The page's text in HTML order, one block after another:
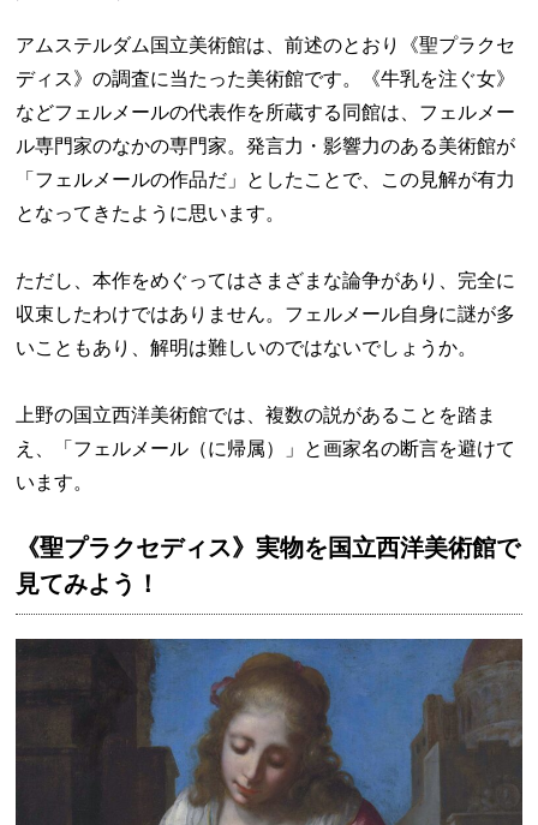
アムステルダム国立美術館は、前述のとおり《聖プラクセ
ディス》の調査に当たった美術館です。《牛乳を注ぐ女》
などフェルメールの代表作を所蔵する同館は、フェルメー
ル専門家のなかの専門家。発言力・影響力のある美術館が
「フェルメールの作品だ」としたことで、この見解が有力
となってきたように思います。
ただし、本作をめぐってはさまざまな論争があり、完全に
収束したわけではありません。フェルメール自身に謎が多
いこともあり、解明は難しいのではないでしょうか。
上野の国立西洋美術館では、複数の説があることを踏ま
え、「フェルメール（に帰属）」と画家名の断言を避けて
います。
《聖プラクセディス》実物を国立西洋美術館で
見てみよう！